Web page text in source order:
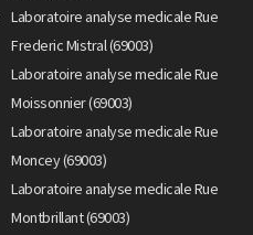
Laboratoire analyse medicale Rue
Frederic Mistral (69003)
Laboratoire analyse medicale Rue
Moissonnier (69003)
Laboratoire analyse medicale Rue
Moncey (69003)
Laboratoire analyse medicale Rue
Montbrillant (69003)